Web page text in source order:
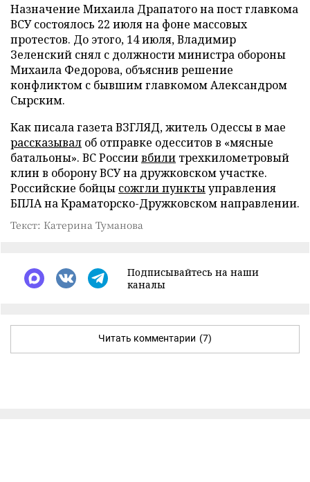
Назначение Михаила Драпатого на пост главкома
ВСУ состоялось 22 июля на фоне массовых
протестов. До этого, 14 июля, Владимир
Зеленский снял с должности министра обороны
Михаила Федорова, объяснив решение
конфликтом с бывшим главкомом Александром
Сырским.
Как писала газета ВЗГЛЯД, житель Одессы в мае
рассказывал об отправке одесситов в «мясные
батальоны». ВС Россиивбили трехкилометровый
клин в оборону ВСУ на дружковском участке.
Российские бойцы сожгли пунктыуправления
БПЛА на Краматорско-Дружковском направлении.
Текст: Катерина Туманова
Подписывайтесь на наши
каналы
Читать комментарии (7)